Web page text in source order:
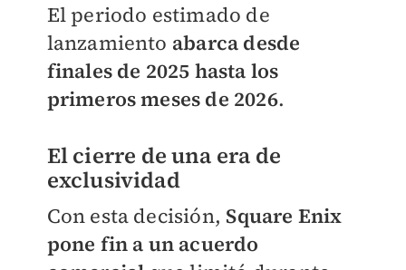
El periodo estimado de
lanzamiento abarca desde
finales de 2025 hasta los
primeros meses de 2026.
El cierre de una era de
exclusividad
Con esta decisión, Square Enix
pone fin a un acuerdo